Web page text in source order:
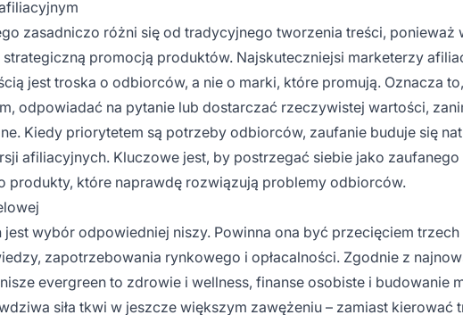
zasadniczo różni się od tradycyjnego tworzenia treści, ponieważ
promocją produktów. Najskuteczniejsi marketerzy
jest troska o odbiorców, a nie o marki, które promują. Oznacza
odpowiadać na pytanie lub dostarczać rzeczywistej wartości,
Kiedy priorytetem są potrzeby odbiorców, zaufanie buduje się
afiliacyjnych. Kluczowe jest, by postrzegać siebie jako zaufanego
produkty, które naprawdę rozwiązują problemy odbiorców.
wybór odpowiedniej niszy. Powinna ona być przecięciem trzech
zapotrzebowania rynkowego i opłacalności. Zgodnie z
evergreen to zdrowie i wellness, finanse osobiste i budowanie
siła tkwi w jeszcze większym zawężeniu – zamiast kierować